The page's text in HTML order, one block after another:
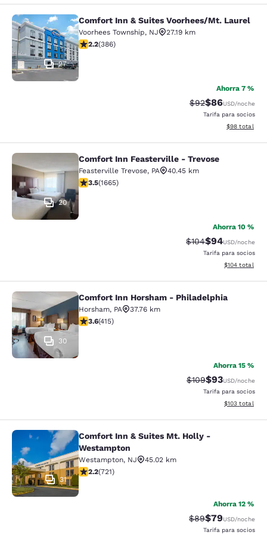
Comfort Inn & Suites Voorhees/Mt.
27
Comfort Inn & Suites Voorhees/Mt. Laurel
Voorhees Township, NJ
27.19 km
calificación de 2.24 estrellas. Feria. 386 reseñas
2.2(386)
Ahorra 7 %
Precio tachado:
$92Precio con
$86USD/noche
Tarifa para socios
Ver detalles
$98 total
Comfort Inn Feasterville - Trevose
20
Comfort Inn Feasterville - Trevose
Feasterville Trevose, PA
40.45 km
calificación de 3.46 estrellas. Bueno. 1665 reseñas
3.5(1665)
Ahorra 10 %
Precio tachado:
$104Precio con
$94USD/noche
Tarifa para socios
Ver detalles
$104 total
Comfort Inn Horsham -
30
Comfort Inn Horsham - Philadelphia
Horsham, PA
37.76 km
calificación de 3.65 estrellas. Bueno. 415 reseñas
3.6(415)
Ahorra 15 %
Precio tachado:
$109Precio con
$93USD/noche
Tarifa para socios
Ver detalles
$103 total
Comfort Inn & Suites Mt. Holly -
31
Comfort Inn & Suites Mt. Holly -
Westampton
Westampton, NJ
45.02 km
calificación de 2.22 estrellas. Feria. 721 reseñas
2.2(721)
Ahorra 12 %
Precio tachado:
$89Precio con
$79USD/noche
Tarifa para socios